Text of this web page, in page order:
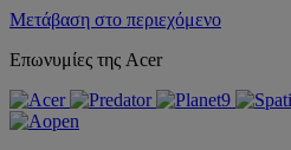
Μετάβαση στο περιεχόμενο
Επωνυμίες της Acer